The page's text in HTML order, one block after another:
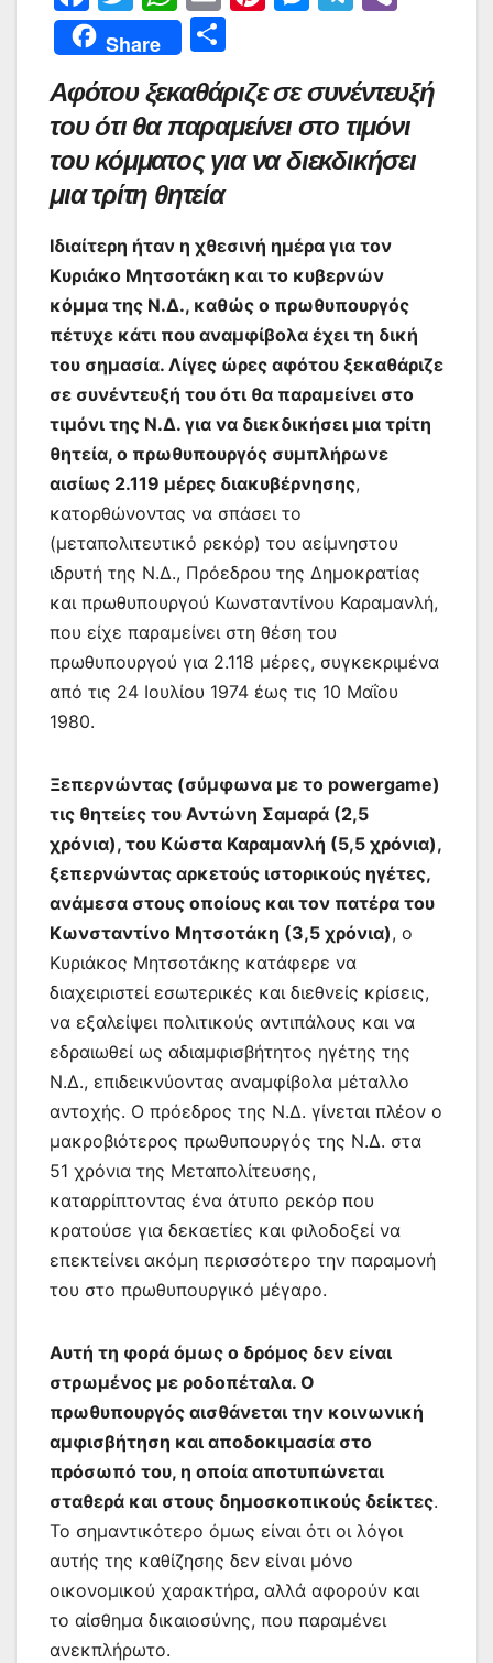
a
c
e
b
o
o
k
w
itt
er
h
at
s
A
p
p
m
ai
l
e
st
s
e
n
er
gr
a
m
Share
ρ
α
σ
ίτ
ε
Αφότου ξεκαθάριζε σε συνέντευξή
του ότι θα παραμείνει στο τιμόνι
του κόμματος για να διεκδικήσει
μια τρίτη θητεία
Ιδιαίτερη ήταν η χθεσινή ημέρα για τον
Κυριάκο Μητσοτάκη και το κυβερνών
κόμμα της Ν.Δ., καθώς ο πρωθυπουργός
πέτυχε κάτι που αναμφίβολα έχει τη δική
του σημασία. Λίγες ώρες αφότου ξεκαθάριζε
σε συνέντευξή του ότι θα παραμείνει στο
τιμόνι της Ν.Δ. για να διεκδικήσει μια τρίτη
θητεία, ο πρωθυπουργός συμπλήρωνε
αισίως 2.119 μέρες διακυβέρνησης,
κατορθώνοντας να σπάσει το
(μεταπολιτευτικό ρεκόρ) του αείμνηστου
ιδρυτή της Ν.Δ., Πρόεδρου της Δημοκρατίας
και πρωθυπουργού Κωνσταντίνου Καραμανλή,
που είχε παραμείνει στη θέση του
πρωθυπουργού για 2.118 μέρες, συγκεκριμένα
από τις 24 Ιουλίου 1974 έως τις 10 Μαΐου
1980.
Ξεπερνώντας (σύμφωνα με το powergame)
τις θητείες του Αντώνη Σαμαρά (2,5
χρόνια), του Κώστα Καραμανλή (5,5 χρόνια),
ξεπερνώντας αρκετούς ιστορικούς ηγέτες,
ανάμεσα στους οποίους και τον πατέρα του
Κωνσταντίνο Μητσοτάκη (3,5 χρόνια), ο
Κυριάκος Μητσοτάκης κατάφερε να
διαχειριστεί εσωτερικές και διεθνείς κρίσεις,
να εξαλείψει πολιτικούς αντιπάλους και να
εδραιωθεί ως αδιαμφισβήτητος ηγέτης της
Ν.Δ., επιδεικνύοντας αναμφίβολα μέταλλο
αντοχής. Ο πρόεδρος της Ν.Δ. γίνεται πλέον ο
μακροβιότερος πρωθυπουργός της Ν.Δ. στα
51 χρόνια της Μεταπολίτευσης,
καταρρίπτοντας ένα άτυπο ρεκόρ που
κρατούσε για δεκαετίες και φιλοδοξεί να
επεκτείνει ακόμη περισσότερο την παραμονή
του στο πρωθυπουργικό μέγαρο.
Αυτή τη φορά όμως ο δρόμος δεν είναι
στρωμένος με ροδοπέταλα. Ο
πρωθυπουργός αισθάνεται την κοινωνική
αμφισβήτηση και αποδοκιμασία στο
πρόσωπό του, η οποία αποτυπώνεται
σταθερά και στους δημοσκοπικούς δείκτες.
Το σημαντικότερο όμως είναι ότι οι λόγοι
αυτής της καθίζησης δεν είναι μόνο
οικονομικού χαρακτήρα, αλλά αφορούν και
το αίσθημα δικαιοσύνης, που παραμένει
ανεκπλήρωτο.